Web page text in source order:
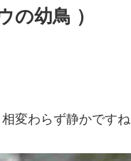
の幼鳥 ）
変わらず静かですね